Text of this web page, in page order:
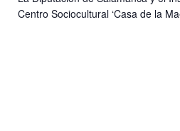
Centro Sociocultural ‘Casa de la